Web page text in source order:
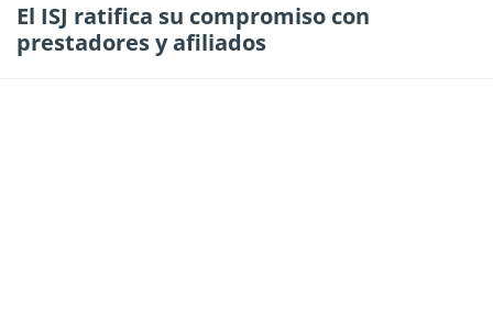
El ISJ ratifica su compromiso con
prestadores y afiliados